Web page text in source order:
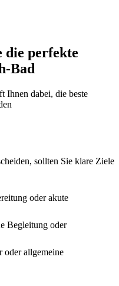
die perfekte
Bad
Ihnen dabei, die beste
sollten Sie klare Ziele
oder akute
Begleitung oder
oder allgemeine